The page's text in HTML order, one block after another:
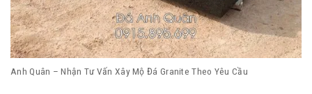
Anh Quân – Nhận Tư Vấn Xây Mộ Đá Granite Theo Yêu Cầu